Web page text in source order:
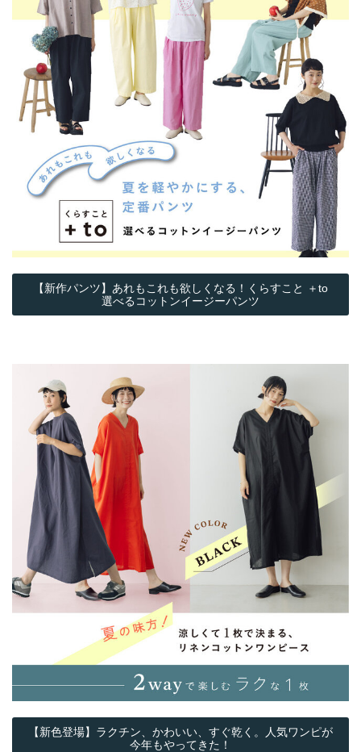
【新作パンツ】あれもこれも欲しくなる！くらすこと ＋to
選べるコットンイージーパンツ
【新色登場】ラクチン、かわいい、すぐ乾く。人気ワンピが
今年もやってきた！